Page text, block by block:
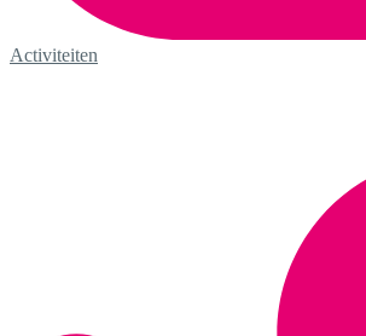
Activiteiten